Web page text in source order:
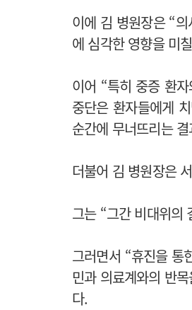
이에 김 병원장은 “
에 심각한 영향을 미
이어 “특히 중증 환
중단은 환자들에게
순간에 무너뜨리는
더불어 김 병원장은
그는 “그간 비대위의
그러면서 “휴진을 통
민과 의료계와의 반
다.